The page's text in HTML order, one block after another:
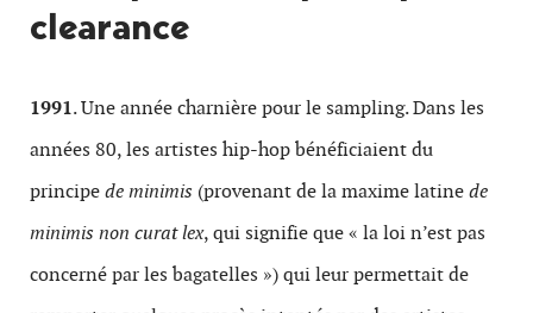
clearance
1991. Une année charnière pour le sampling. Dans les
années 80, les artistes hip-hop bénéficiaient du
principede minimis (provenant de la maxime latinede
minimis non curat lex, qui signifie que « la loi n’est pas
concerné par les bagatelles ») qui leur permettait de